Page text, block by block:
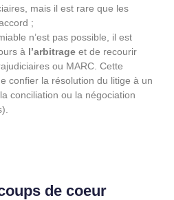
mais il est rare que les
;
n’est pas possible, il est
à l’arbitrage et de recourir
ou MARC. Cette
confier la résolution du litige à un
conciliation ou la négociation
de coeur